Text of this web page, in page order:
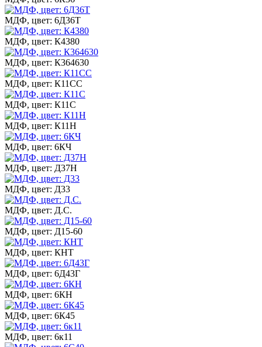
МДФ, цвет: 6Д36Т
МДФ, цвет: К4380
МДФ, цвет: К364630
МДФ, цвет: К11СС
МДФ, цвет: К11С
МДФ, цвет: К11Н
МДФ, цвет: 6КЧ
МДФ, цвет: Д37Н
МДФ, цвет: Д33
МДФ, цвет: Д.С.
МДФ, цвет: Д15-60
МДФ, цвет: КНТ
МДФ, цвет: 6Д43Г
МДФ, цвет: 6КН
МДФ, цвет: 6К45
МДФ, цвет: 6к11